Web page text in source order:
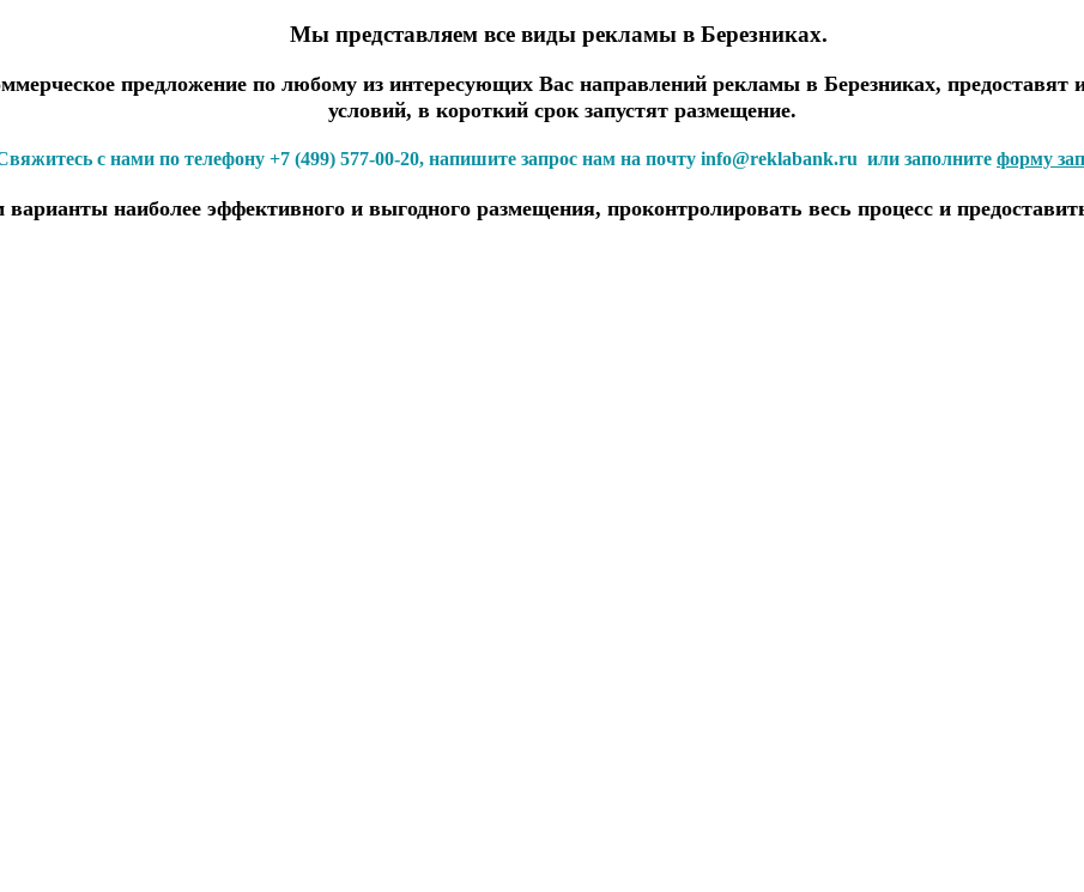
Мы представляем все виды рекламы в Березниках.
предложение по любому из интересующих Вас направлений рекламы в Березниках, предоставят
условий, в короткий срок запустят размещение.
с нами по телефону +7 (499) 577-00-20, напишите запрос нам на почту info@reklabank.ru или заполните форму
наиболее эффективного и выгодного размещения, проконтролировать весь процесс и